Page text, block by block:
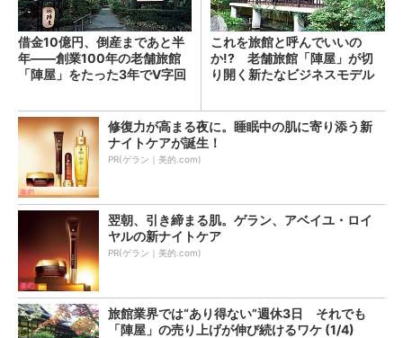
借金10億円、倒産まであと半
年――創業100年の老舗旅館
「陣屋」をたった3年でV字回
これを旅館と呼んでいいの
か!? 老舗旅館「陣屋」が切
り開く新たなビジネスモデル
修復力が高まる夜に。睡眠中の肌に寄り添う新
ナイトケアが誕生！
PR(ゲラン｜美的.com)
翌朝、引き締まる肌。ゲラン、アベイユ・ロイ
ヤルの新ナイトケア
PR(ゲラン｜美的.com)
旅館業界では“あり得ない”週休3日 それでも
「陣屋」の売り上げが伸び続けるワケ (1/4)